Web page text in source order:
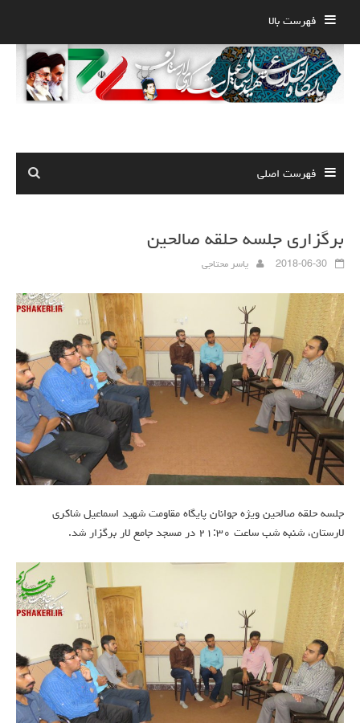
content
فهرست بالا
فهرست اصلی
برگزاری جلسه حلقه صالحین
2018-06-30 یاسر محتاجی
جلسه حلقه صالحین ویژه جوانان پایگاه مقاومت شهید اسماعیل شاکری
لارستان، شنبه شب ساعت ۲۱:۳۰ در مسجد جامع لار برگزار شد.